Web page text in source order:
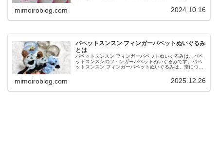
mimoiroblog.com 2024.10.16
パペットスンスン フィンガーパペットぬいぐるみ
とは
パペットスンスン フィンガーパペットぬいぐるみは、パペ
ットスンスンのフィンガーパペットぬいぐるみです。パペ
ットスンスン フィンガーパペットぬいぐるみは、指につけ
mimoiroblog.com 2025.12.26